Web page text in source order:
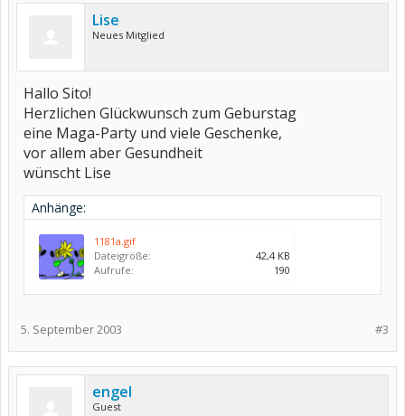
Lise
Neues Mitglied
Hallo Sito!
Herzlichen Glückwunsch zum Geburstag
eine Maga-Party und viele Geschenke,
vor allem aber Gesundheit
wünscht Lise
Anhänge:
1181a.gif
Dateigröße:
42,4 KB
Aufrufe:
190
#3
5. September 2003
engel
Guest